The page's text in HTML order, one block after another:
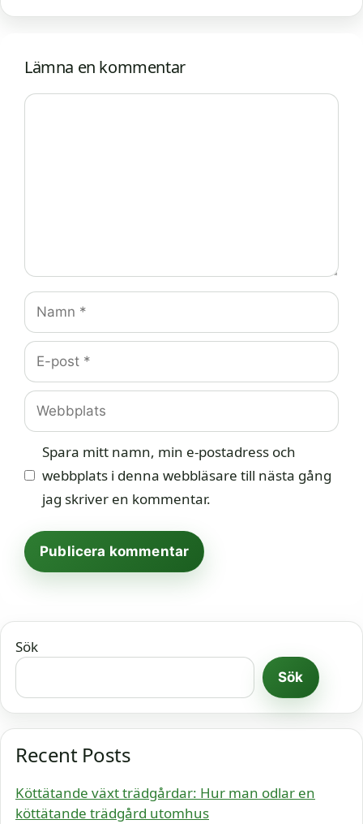
Lämna en kommentar
Kommentar
Namn
E-
post
Webbplats
Spara mitt namn, min e-postadress och
webbplats i denna webbläsare till nästa gång
jag skriver en kommentar.
Sök
Sök
Recent Posts
Köttätande växt trädgårdar: Hur man odlar en
köttätande trädgård utomhus